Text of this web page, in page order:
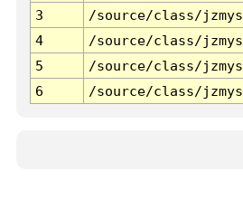
3
/source/class/
4
/source/class/
5
/source/class/
6
/source/class/